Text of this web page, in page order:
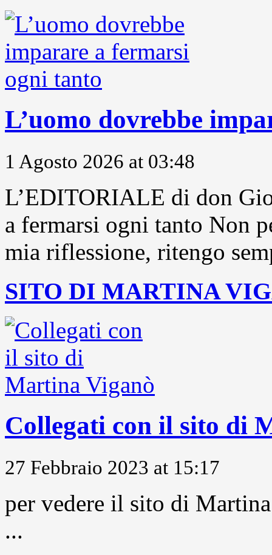
L’uomo dovrebbe
1 Agosto 2026 at 03:48
L’EDITORIALE di don
a fermarsi ogni tanto Non
mia riflessione, ritengo
SITO DI MARTINA
Collegati con il sito di
27 Febbraio 2023 at 15:17
per vedere il sito di
...